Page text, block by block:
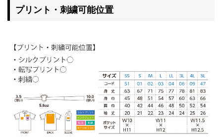
プリント・刺繍可能位置